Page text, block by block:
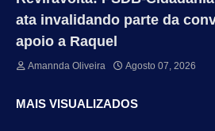
ata invalidando parte da
apoio a Raquel
Amannda Oliveira Agosto 07, 2026
MAIS VISUALIZADOS